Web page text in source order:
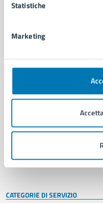
Statistiche
Marketing
Aree amministrative
Uffici
Politici
Intranet, posta aziendale e
CATEGORIE DI SERVIZIO